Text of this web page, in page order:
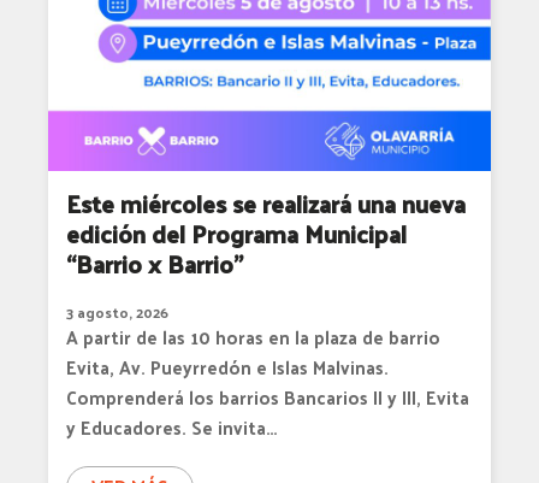
Este miércoles se realizará una nueva
edición del Programa Municipal
“Barrio x Barrio”
3 agosto, 2026
A partir de las 10 horas en la plaza de barrio
Evita, Av. Pueyrredón e Islas Malvinas.
Comprenderá los barrios Bancarios II y III, Evita
y Educadores. Se invita…